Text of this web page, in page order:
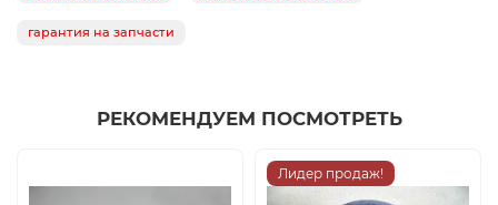
гарантия на запчасти
РЕКОМЕНДУЕМ ПОСМОТРЕТЬ
Лидер продаж!